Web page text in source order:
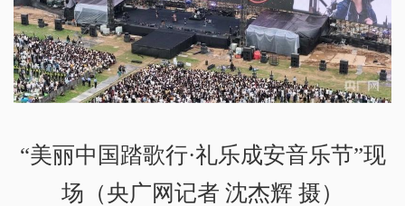
“美丽中国踏歌行·礼乐成安音乐节”现
场（央广网记者 沈杰辉 摄）